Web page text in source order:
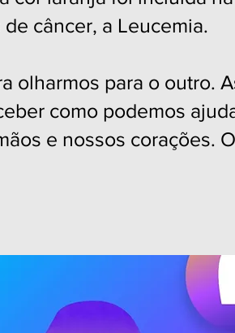
câncer, a Leucemia.
olharmos para o outro.
como podemos
e nossos corações. O